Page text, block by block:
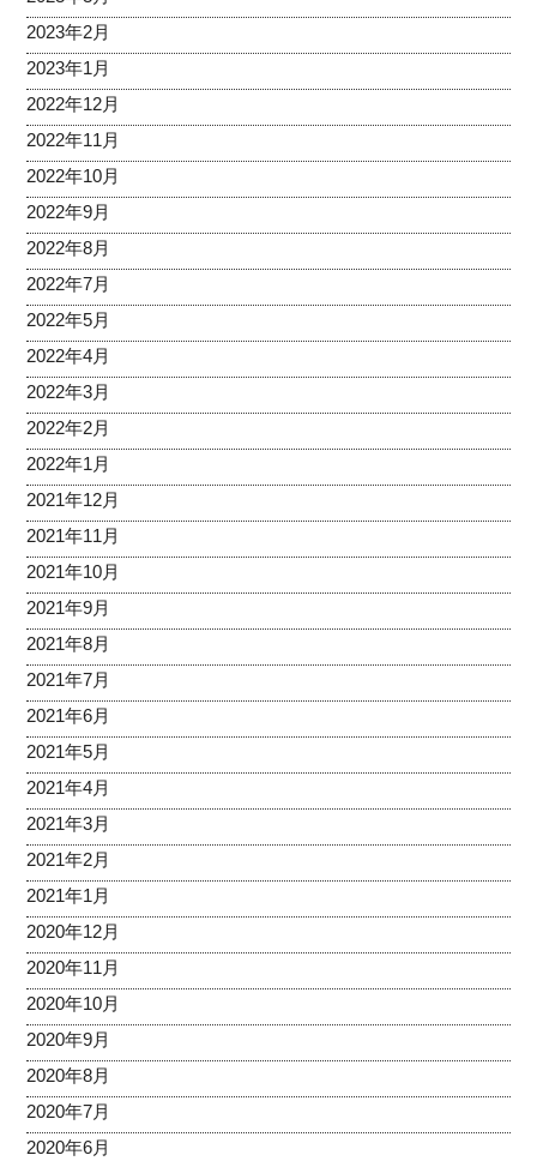
2023年2月
2023年1月
2022年12月
2022年11月
2022年10月
2022年9月
2022年8月
2022年7月
2022年5月
2022年4月
2022年3月
2022年2月
2022年1月
2021年12月
2021年11月
2021年10月
2021年9月
2021年8月
2021年7月
2021年6月
2021年5月
2021年4月
2021年3月
2021年2月
2021年1月
2020年12月
2020年11月
2020年10月
2020年9月
2020年8月
2020年7月
2020年6月